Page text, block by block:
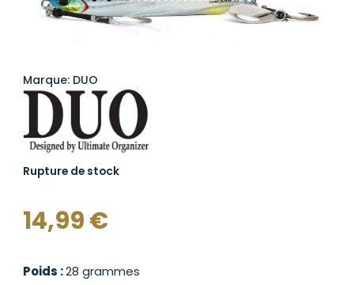
Marque: DUO
Rupture de stock
14,99€
Poids :28 grammes